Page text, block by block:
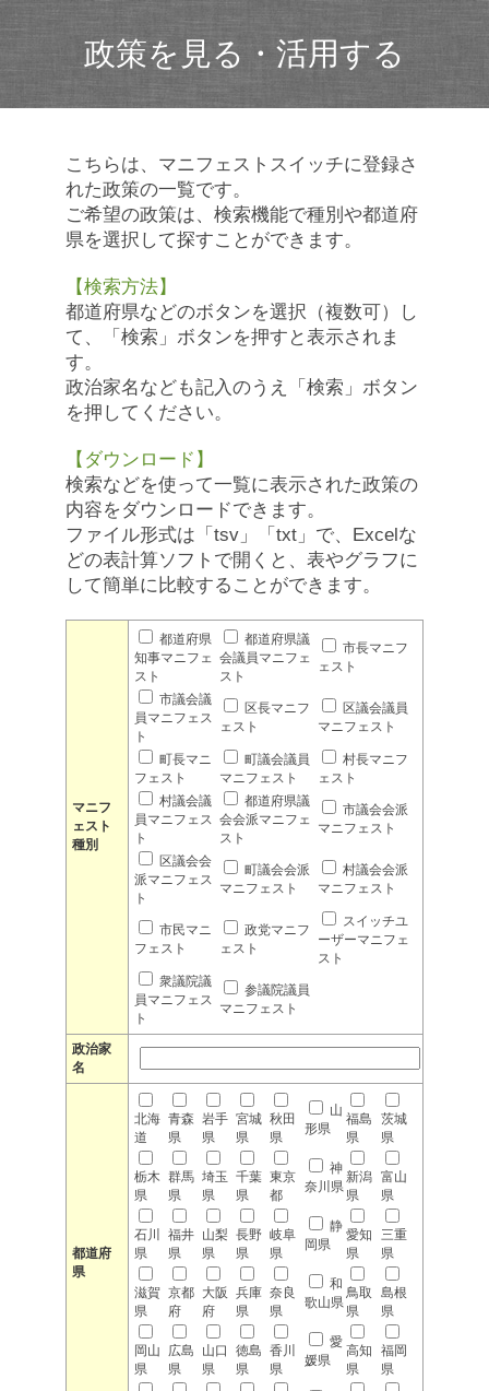
政策を見る・活用する
こちらは、マニフェストスイッチに登録さ
れた政策の一覧です。
ご希望の政策は、検索機能で種別や都道府
県を選択して探すことができます。
【検索方法】
都道府県などのボタンを選択（複数可）し
て、「検索」ボタンを押すと表示されま
す。
政治家名なども記入のうえ「検索」ボタン
を押してください。
【ダウンロード】
検索などを使って一覧に表示された政策の
内容をダウンロードできます。
ファイル形式は「tsv」「txt」で、Excelな
どの表計算ソフトで開くと、表やグラフに
して簡単に比較することができます。
マニフ
ェスト
種別
都道府県
知事マニフェ
スト
都道府県議
会議員マニフェ
スト
市長マニフ
ェスト
市議会議
員マニフェス
ト
区長マニフ
ェスト
区議会議員
マニフェスト
町長マニ
フェスト
町議会議員
マニフェスト
村長マニフ
ェスト
村議会議
員マニフェス
ト
都道府県議
会会派マニフェ
スト
市議会会派
マニフェスト
区議会会
派マニフェス
ト
町議会会派
マニフェスト
村議会会派
マニフェスト
市民マニ
フェスト
政党マニフ
ェスト
スイッチユ
ーザーマニフェ
スト
衆議院議
員マニフェス
ト
参議院議員
マニフェスト
政治家
名
都道府
県
北海
道
青森
県
岩手
県
宮城
県
秋田
県
山
形県
福島
県
茨城
県
栃木
県
群馬
県
埼玉
県
千葉
県
東京
都
神
奈川県
新潟
県
富山
県
石川
県
福井
県
山梨
県
長野
県
岐阜
県
静
岡県
愛知
県
三重
県
滋賀
県
京都
府
大阪
府
兵庫
県
奈良
県
和
歌山県
鳥取
県
島根
県
岡山
県
広島
県
山口
県
徳島
県
香川
県
愛
媛県
高知
県
福岡
県